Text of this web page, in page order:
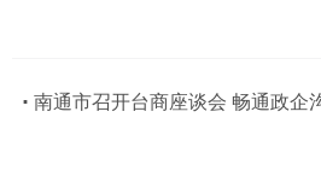
南通市召开台商座谈会 畅通政企